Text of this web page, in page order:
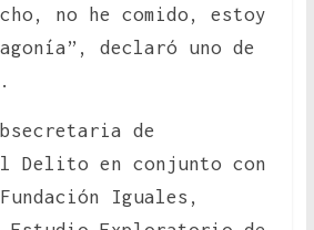
no he comido, estoy
declaró uno de
de
Delito en conjunto con
Iguales,